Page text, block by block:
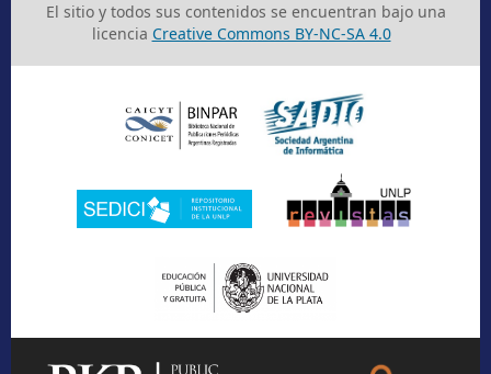
El sitio y todos sus contenidos se encuentran bajo una
licencia Creative Commons BY-NC-SA 4.0